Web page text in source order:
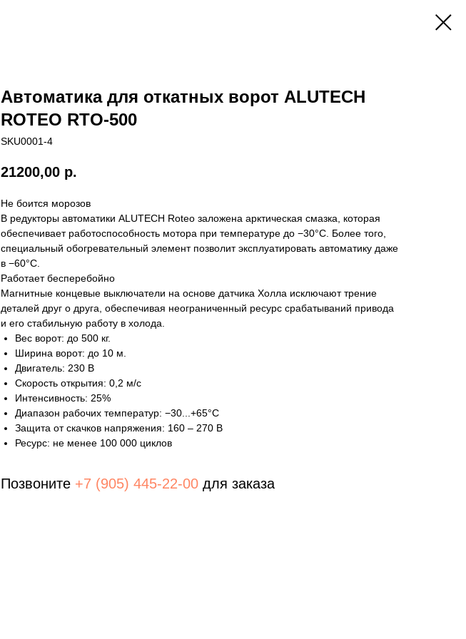
Автоматика для откатных ворот ALUTECH
ROTEO RTO-500
SKU0001-4
21200,00 р.
Не боится морозов
В редукторы автоматики ALUTECH Roteo заложена арктическая смазка, которая
обеспечивает работоспособность мотора при температуре до −30°С. Более того,
специальный обогревательный элемент позволит эксплуатировать автоматику даже
в −60°С.
Работает бесперебойно
Магнитные концевые выключатели на основе датчика Холла исключают трение
деталей друг о друга, обеспечивая неограниченный ресурс срабатываний привода
и его стабильную работу в холода.
Вес ворот: до 500 кг.
Ширина ворот: до 10 м.
Двигатель: 230 В
Скорость открытия: 0,2 м/с
Интенсивность: 25%
Диапазон рабочих температур: −30...+65°С
Защита от скачков напряжения: 160 – 270 В
Ресурс: не менее 100 000 циклов
Позвоните +7 (905) 445-22-00 для заказа